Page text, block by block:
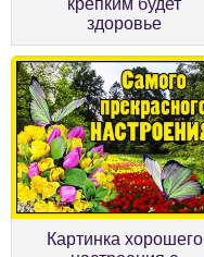
здоровье
Картинка хорошего